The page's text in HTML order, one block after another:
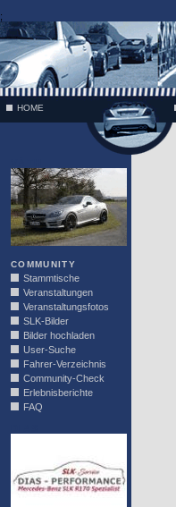
;
HOME
COMMUNITY
Stammtische
Veranstaltungen
Veranstaltungsfotos
SLK-Bilder
Bilder hochladen
User-Suche
Fahrer-Verzeichnis
Community-Check
Erlebnisberichte
FAQ